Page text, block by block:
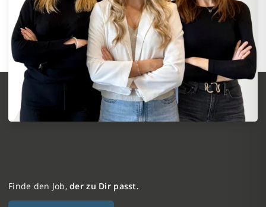
Finde den Job,der zu Dir passt.